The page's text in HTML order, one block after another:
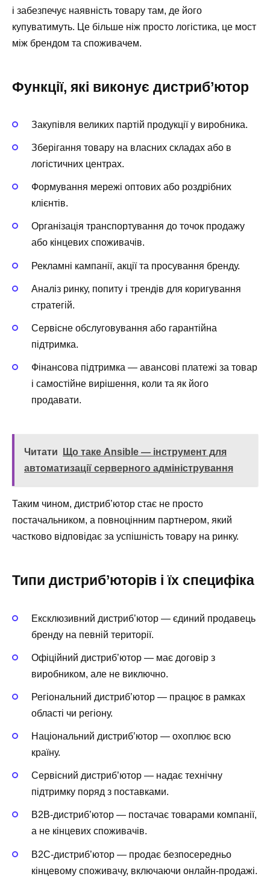
і забезпечує наявність товару там, де його
купуватимуть. Це більше ніж просто логістика, це мост
між брендом та споживачем.
Функції, які виконує дистриб’ютор
Закупівля великих партій продукції у виробника.
Зберігання товару на власних складах або в
логістичних центрах.
Формування мережі оптових або роздрібних
клієнтів.
Організація транспортування до точок продажу
або кінцевих споживачів.
Рекламні кампанії, акції та просування бренду.
Аналіз ринку, попиту і трендів для коригування
стратегій.
Сервісне обслуговування або гарантійна
підтримка.
Фінансова підтримка — авансові платежі за товар
і самостійне вирішення, коли та як його
продавати.
Читати
Що таке Ansible — інструмент для
автоматизації серверного адміністрування
Таким чином, дистриб’ютор стає не просто
постачальником, а повноцінним партнером, який
частково відповідає за успішність товару на ринку.
Типи дистриб’юторів і їх специфіка
Ексклюзивний дистриб’ютор — єдиний продавець
бренду на певній території.
Офіційний дистриб’ютор — має договір з
виробником, але не виключно.
Регіональний дистриб’ютор — працює в рамках
області чи регіону.
Національний дистриб’ютор — охоплює всю
країну.
Сервісний дистриб’ютор — надає технічну
підтримку поряд з поставками.
B2B-дистриб’ютор — постачає товарами компанії,
а не кінцевих споживачів.
B2C-дистриб’ютор — продає безпосередньо
кінцевому споживачу, включаючи онлайн-продажі.